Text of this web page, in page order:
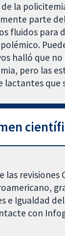
la
parte
fluidos
halló que
pero las
lactantes
las
e Igualdad
con